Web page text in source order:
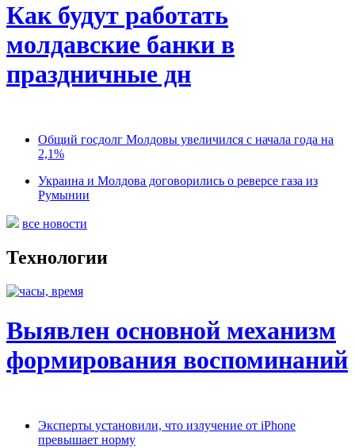
Как будут работать
молдавские банки в
праздничные дн
Общий госдолг Молдовы увеличился с начала года на
2,1%
Украина и Молдова договорились о реверсе газа из
Румынии
все новости
Технологии
Выявлен основной механизм
формирования воспоминаний
Эксперты установили, что излучение от iPhone
превышает норму